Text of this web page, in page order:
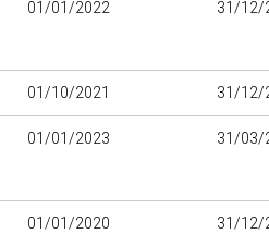
01/01/2022 31/12/
01/10/2021 31/12/
01/01/2023 31/03/
01/01/2020 31/12/